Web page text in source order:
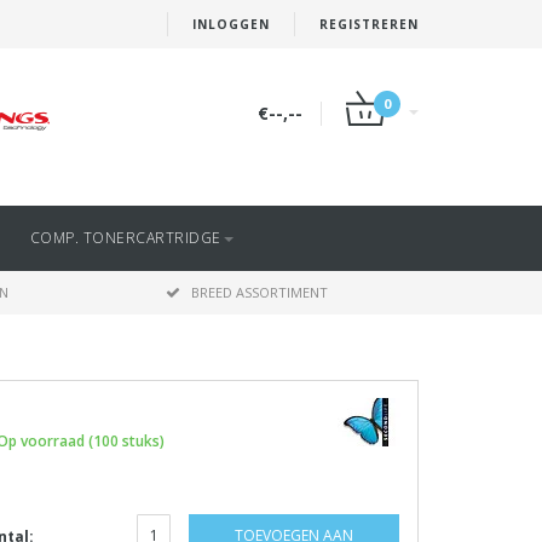
INLOGGEN REGISTREREN
€--,-- 0
COMP. TONERCARTRIDGE
BREED ASSORTIMENT
voorraad (100 stuks)
TOEVOEGEN AAN